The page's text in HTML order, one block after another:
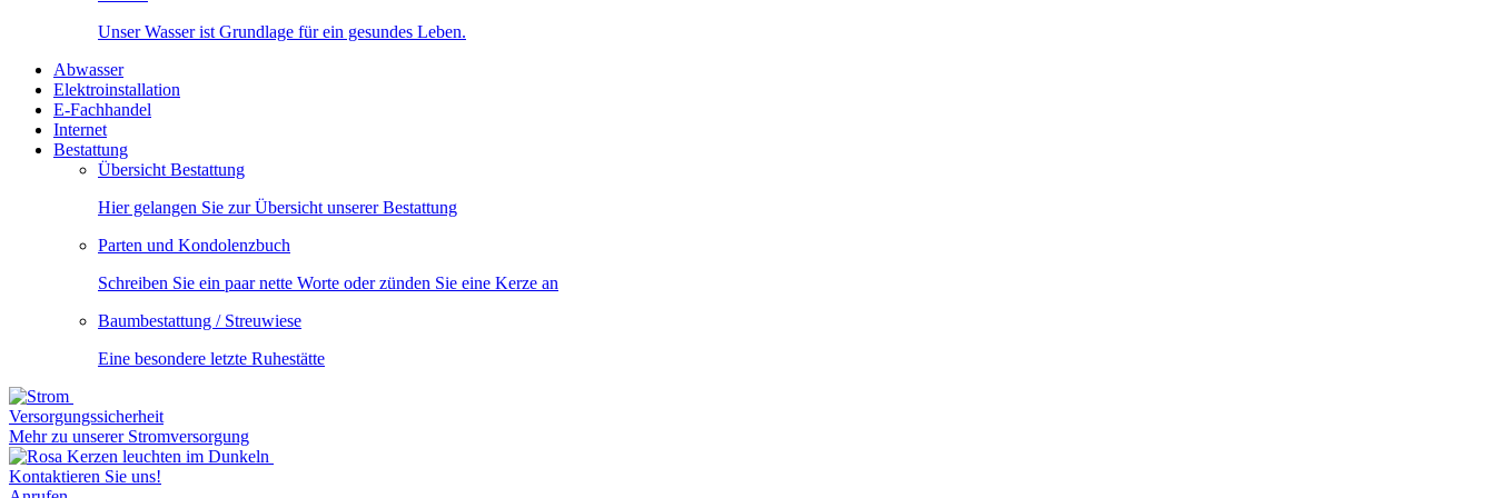
Unser Wasser ist Grundlage für ein gesundes Leben.
Abwasser
Elektroinstallation
E-Fachhandel
Internet
Bestattung
Übersicht Bestattung
Hier gelangen Sie zur Übersicht unserer Bestattung
Parten und Kondolenzbuch
Schreiben Sie ein paar nette Worte oder zünden Sie eine Kerze an
Baumbestattung / Streuwiese
Eine besondere letzte Ruhestätte
Versorgungssicherheit
Mehr zu unserer Stromversorgung
Kontaktieren Sie uns!